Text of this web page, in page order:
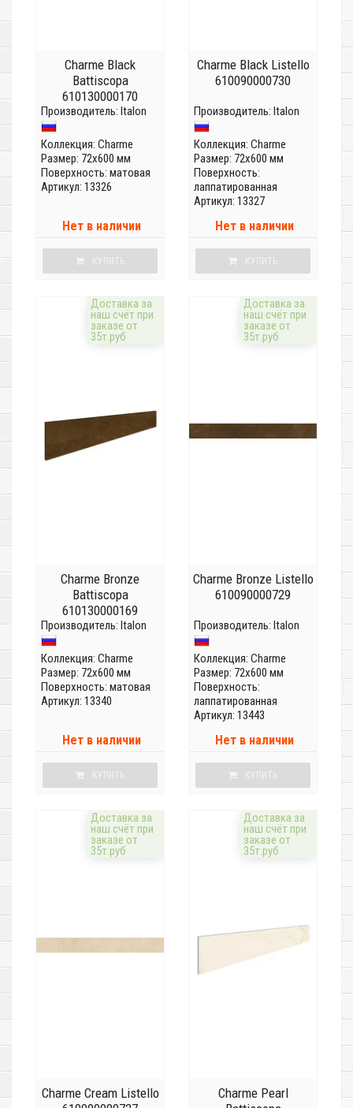
Charme Black
Battiscopa
610130000170
Производитель: Italon
Коллекция: Charme
Размер: 72x600 мм
Поверхность: матовая
Артикул: 13326
Нет в наличии
КУПИТЬ
Charme Black Listello
610090000730
Производитель: Italon
Коллекция: Charme
Размер: 72x600 мм
Поверхность:
лаппатированная
Артикул: 13327
Нет в наличии
КУПИТЬ
Доставка за
наш счёт при
заказе от
35т.руб
Charme Bronze
Battiscopa
610130000169
Производитель: Italon
Коллекция: Charme
Размер: 72x600 мм
Поверхность: матовая
Артикул: 13340
Нет в наличии
КУПИТЬ
Доставка за
наш счёт при
заказе от
35т.руб
Charme Bronze Listello
610090000729
Производитель: Italon
Коллекция: Charme
Размер: 72x600 мм
Поверхность:
лаппатированная
Артикул: 13443
Нет в наличии
КУПИТЬ
Доставка за
наш счёт при
заказе от
35т.руб
Charme Cream Listello
Доставка за
наш счёт при
заказе от
35т.руб
Charme Pearl